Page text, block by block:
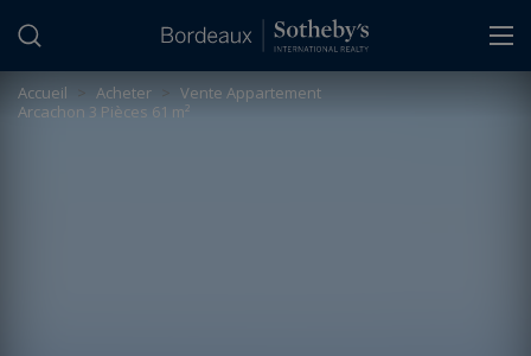
Accueil > Acheter > Vente Appartement
Arcachon 3 Pièces 61 m²